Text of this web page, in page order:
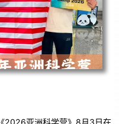
2026亚洲科学营》8月3日在